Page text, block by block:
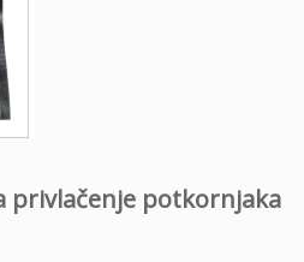
privlačenje potkornjaka